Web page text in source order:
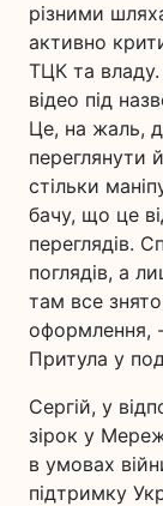
різними
активно
ТЦК та
відео під
Це, на жаль,
переглянути
стільки
бачу, що це
переглядів.
поглядів, а
там все
оформлення,
Притула у
Сергій, у
зірок у
в умовах
підтримку